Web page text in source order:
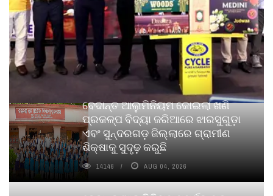
ବେଦାନ୍ତ ଆଲୁମିନିୟମ କୋଇଲା ଖଣି
ପ୍ରକଳ୍ପ ବିଦ୍ୟା ଜରିଆରେ ଝାରସୁଗୁଡ଼ା
ଏବଂ ସୁନ୍ଦରଗଡ଼ ଜିଲ୍ଲାରେ ଗ୍ରାମୀଣ
ଶିକ୍ଷାକୁ ସୁଦୃଢ଼ କରୁଛି
14146 AUG 04, 2026